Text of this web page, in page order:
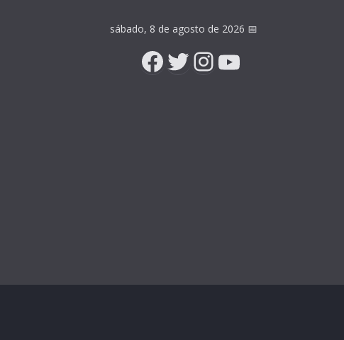
sábado, 8 de agosto de 2026 📅
Facebook
Twitter
Instagram
YouTube